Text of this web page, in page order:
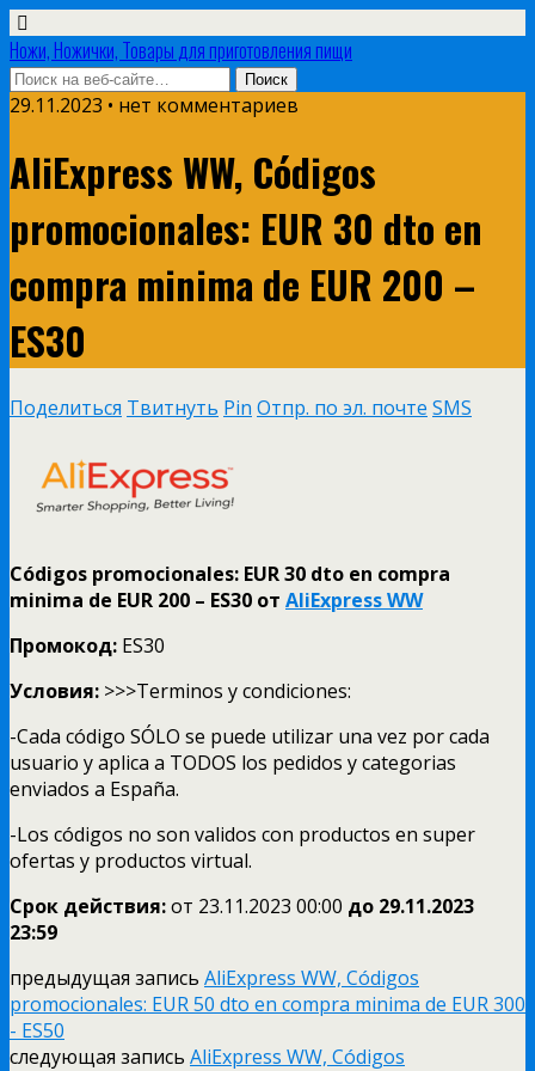
Ножи, Ножички, Товары для приготовления пищи
29.11.2023 • нет комментариев
AliExpress WW, Códigos
promocionales: EUR 30 dto en
compra minima de EUR 200 –
ES30
Поделиться Твитнуть Pin Отпр. по эл. почте SMS
Códigos promocionales: EUR 30 dto en compra
minima de EUR 200 – ES30 от AliExpress WW
Промокод: ES30
Условия: >>>Terminos y condiciones:
-Cada código SÓLO se puede utilizar una vez por cada
usuario y aplica a TODOS los pedidos y categorias
enviados a España.
-Los códigos no son validos con productos en super
ofertas y productos virtual.
Срок действия:от 23.11.2023 00:00 до 29.11.2023
23:59
предыдущая запись AliExpress WW, Códigos
promocionales: EUR 50 dto en compra minima de EUR 300
- ES50
следующая запись AliExpress WW, Códigos